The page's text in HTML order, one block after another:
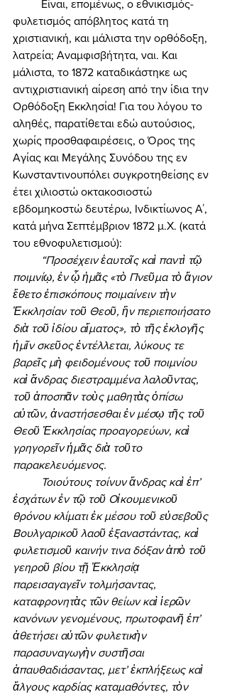
φυλετισμός απόβλητος κατά τη
χριστιανική, και μάλιστα την ορθόδοξη,
λατρεία; Αναμφισβήτητα, ναι. Και
μάλιστα, το 1872 καταδικάστηκε ως
αντιχριστιανική αίρεση από την ίδια την
Ορθόδοξη Εκκλησία! Για του λόγου το
αληθές, παρατίθεται εδώ αυτούσιος,
χωρίς προσθαφαιρέσεις, ο Όρος της
Αγίας και Μεγάλης Συνόδου της εν
Κωνσταντινουπόλει συγκροτηθείσης εν
έτει χιλιοστώ οκτακοσιοστώ
εβδομηκοστώ δευτέρω, Ινδικτίωνος Α΄,
κατά μήνα Σεπτέμβριον 1872 μ.Χ. (κατά
του εθνοφυλετισμού):
“Προσέχειν ἑαυτοῖς καὶ παντὶ τῷ
ποιμνίῳ, ἐν ᾧ ἡμᾶς «τὸ Πνεῦμα τὸ ἅγιον
ἔθετο ἐπισκόπους ποιμαίνειν τὴν
Ἐκκλησίαν τοῦ Θεοῦ, ἣν περιεποιήσατο
διὰ τοῦ ἰδίου αἵματος», τὸ τῆς ἐκλογῆς
ἡμῖν σκεῦος ἐντέλλεται, λύκους τε
βαρεῖς μὴ φειδομένους τοῦ ποιμνίου
καὶ ἄνδρας διεστραμμένα λαλοῦντας,
τοῦ ἀποσπᾶν τοὺς μαθητὰς ὀπίσω
αὐτῶν, ἀναστήσεσθαι ἐν μέσῳ τῆς τοῦ
Θεοῦ Ἐκκλησίας προαγορεύων, καὶ
γρηγορεῖν ἡμᾶς διὰ τοῦτο
παρακελευόμενος.
ἐσχάτων ἐν τῷ τοῦ Οἰκουμενικοῦ
θρόνου κλίματι ἐκ μέσου τοῦ εὐσεβοῦς
Βουλγαρικοῦ λαοῦ ἐξαναστάντας, καὶ
φυλετισμοῦ καινήν τινα δόξαν ἀπὸ τοῦ
γεηροῦ βίου τῇ Ἐκκλησίᾳ
παρεισαγαγεῖν τολμήσαντας,
καταφρονητὰς τῶν θείων καὶ ἱερῶν
κανόνων γενομένους, πρωτοφανῆ ἐπ’
ἀθετήσει αὐτῶν φυλετικὴν
παρασυναγωγὴν συστῆσαι
ἀπαυθαδιάσαντας, μετ’ ἐκπλήξεως καὶ
ἄλγους καρδίας καταμαθόντες, τὸν